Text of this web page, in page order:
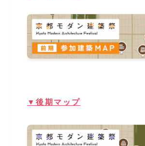
▼後期マップ